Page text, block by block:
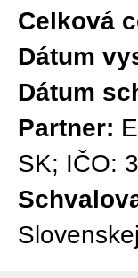
Celková
Dátum
Dátum
Partner:
SK; IČO: